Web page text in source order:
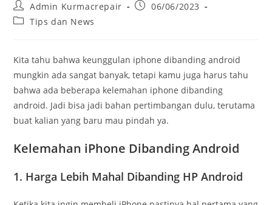
Admin Kurmacrepair
06/06/2023
Tips dan News
Kita tahu bahwa keunggulan iphone dibanding android
mungkin ada sangat banyak, tetapi kamu juga harus tahu
bahwa ada beberapa kelemahan iphone dibanding
android. Jadi bisa jadi bahan pertimbangan dulu, terutama
buat kalian yang baru mau pindah ya.
Kelemahan iPhone Dibanding Android
1. Harga Lebih Mahal Dibanding HP Android